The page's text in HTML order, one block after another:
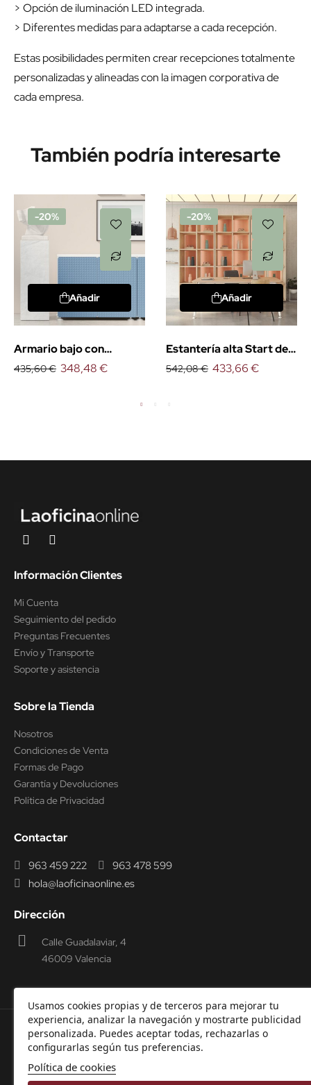
> Opción de iluminación LED integrada.
> Diferentes medidas para adaptarse a cada recepción.
Estas posibilidades permiten crear recepciones totalmente
personalizadas y alineadas con la imagen corporativa de
cada empresa.
También podría interesarte
-20%
Añadir
Armario bajo con
puertas Start
435,60 € 348,48 €
-20%
Añadir
Estantería alta Start de
Emobok
542,08 € 433,66 €
Usamos cookies propias y de terceros para mejorar tu
experiencia, analizar la navegación y mostrarte publicidad
personalizada. Puedes aceptar todas, rechazarlas o
configurarlas según tus preferencias.
Política de cookies
Información Clientes
Mi Cuenta
Seguimiento del pedido
Preguntas Frecuentes
Envío y Transporte
Soporte y asistencia
Sobre la Tienda
Nosotros
Condiciones de Venta
Formas de Pago
Garantía y Devoluciones
Política de Privacidad
Contactar
963 459 222
963 478 599
hola@laoficinaonline.es
Dirección
Calle Guadalaviar, 4
46009 Valencia
© 2000-2026 Laoficinaonline.SIDEOFFICE, S.L. CIF
B98914336 -
Aviso Legal -
Privacidad